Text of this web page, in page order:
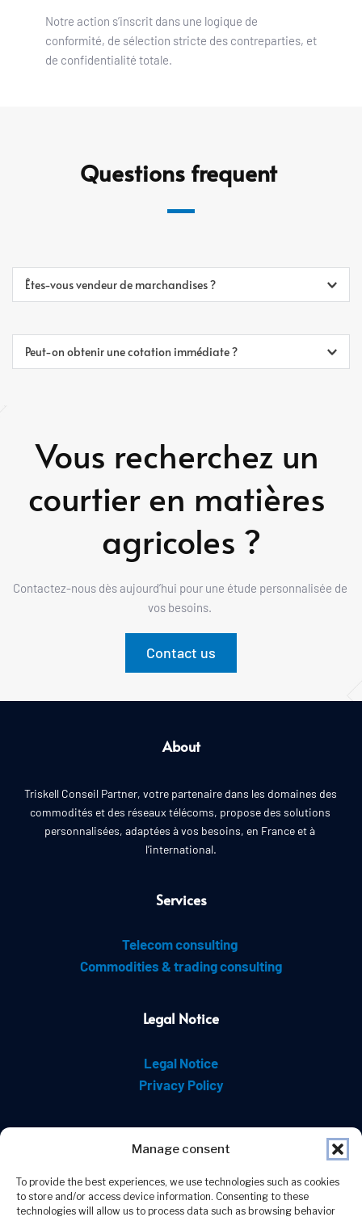
Manage consent
To provide the best experiences, we use technologies such as cookies
to store and/or access device information. Consenting to these
technologies will allow us to process data such as browsing behavior
Notre action s’inscrit dans une logique de
conformité, de sélection stricte des contreparties, et
de confidentialité totale.
Questions frequent
Êtes-vous vendeur de marchandises ?
qu’intermédiaire structurant entre vendeurs et acheteurs.
Peut-on obtenir une cotation immédiate ?
Vous recherchez un
courtier en matières
agricoles ?
Contactez-nous dès aujourd’hui pour une étude personnalisée de
vos besoins.
Contact us
About
Triskell Conseil Partner, votre partenaire dans les domaines des
commodités et des réseaux télécoms, propose des solutions
personnalisées, adaptées à vos besoins, en France et à
l’international.
Services
Telecom consulting
Commodities & trading consulting
Legal Notice
Legal Notice
Privacy Policy